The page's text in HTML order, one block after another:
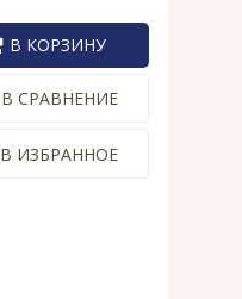
В КОРЗИНУ
В СРАВНЕНИЕ
В ИЗБРАННОЕ